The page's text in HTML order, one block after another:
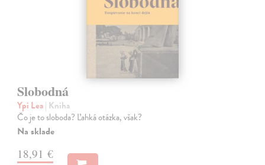
Slobodná
Ypi Lea| Kniha
Čo je to sloboda? Ľahká otázka, však?
Na sklade
18,91 €